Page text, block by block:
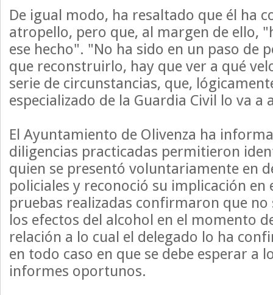
De igual modo, ha resaltado que él ha
atropello, pero que, al margen de ello,
ese hecho". "No ha sido en un paso de
que reconstruirlo, hay que ver a qué
serie de circunstancias, que,
especializado de la Guardia Civil lo va
El Ayuntamiento de Olivenza ha
diligencias practicadas permitieron
quien se presentó voluntariamente en
policiales y reconoció su implicación en
pruebas realizadas confirmaron que
los efectos del alcohol en el momento
relación a lo cual el delegado lo ha
en todo caso en que se debe esperar a
informes oportunos.